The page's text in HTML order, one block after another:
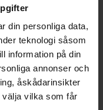
din personliga data,
teknologi såsom
information på din
annonser och
åskådarinsikter
vilka som får